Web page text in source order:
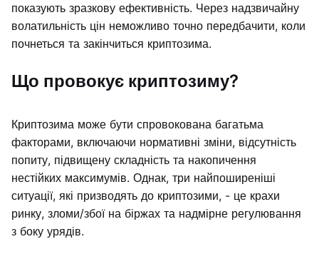
показують зразкову ефективність. Через надзвичайну
волатильність цін неможливо точно передбачити, коли
почнеться та закінчиться криптозима.
Що провокує криптозиму?
Криптозима може бути спровокована багатьма
факторами, включаючи нормативні зміни, відсутність
попиту, підвищену складність та накопичення
нестійких максимумів. Однак, три найпоширеніші
ситуації, які призводять до криптозими, - це крахи
ринку, зломи/збої на біржах та надмірне регулювання
з боку урядів.